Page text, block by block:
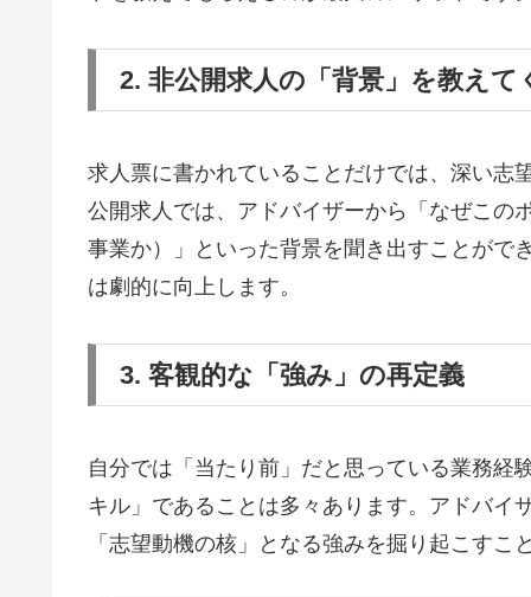
2. 非公開求人の「背景」を教えて
求人票に書かれていることだけでは、深い志
公開求人では、アドバイザーから「なぜこの
事業か）」といった背景を聞き出すことがで
は劇的に向上します。
3. 客観的な「強み」の再定義
自分では「当たり前」だと思っている業務経
キル」であることは多々あります。アドバイ
「志望動機の核」となる強みを掘り起こすこ